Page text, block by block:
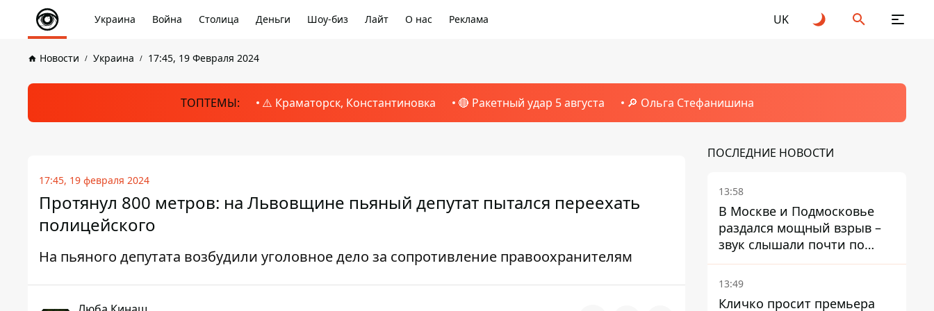
Украина Война Столица Деньги Шоу-биз Лайт О нас Реклама UK
Новости Украина 17:45, 19 Февраля 2024
ТОПТЕМЫ: ⚠️ Краматорск, Константиновка 🔴 Ракетный удар 5 августа 🔎 Ольга Стефанишина
17:45, 19 февраля 2024
Протянул 800 метров: на Львовщине пьяный депутат пытался переехать
полицейского
На пьяного депутата возбудили уголовное дело за сопротивление правоохранителям
ПОСЛЕДНИЕ НОВОСТИ
13:58
В Москве и Подмосковье
раздался мощный взрыв –
звук слышали почти по
всей области
13:49
Кличко просит премьера